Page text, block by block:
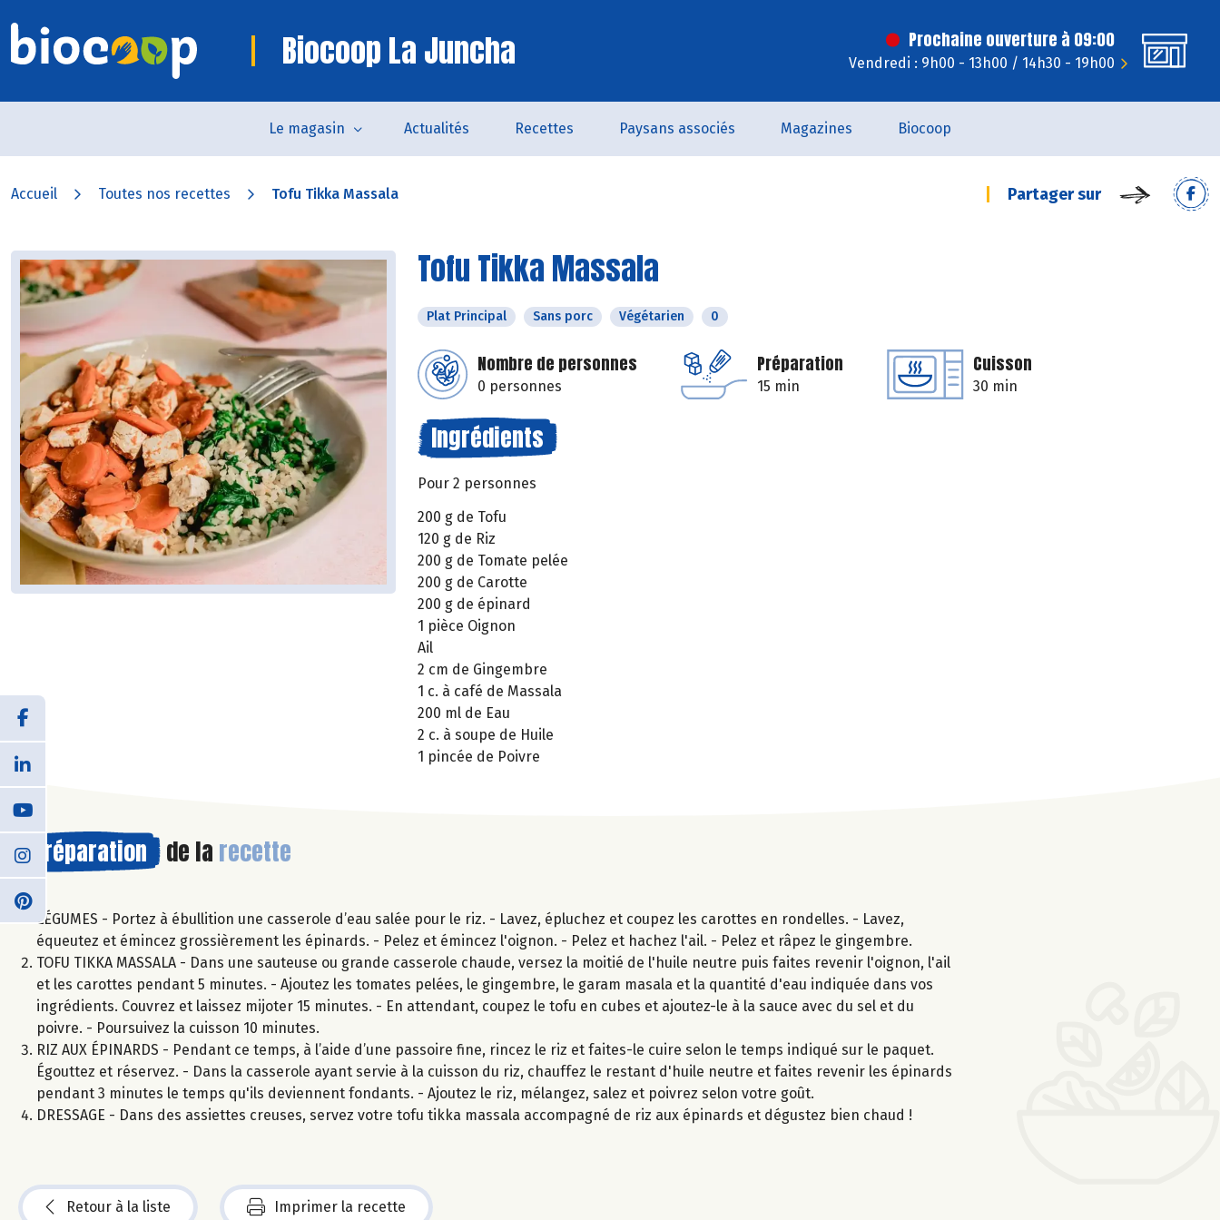
Biocoop La Juncha Prochaine ouverture à 09:00
Vendredi : 9h00 - 13h00 / 14h30 - 19h00
Le magasin Actualités Recettes Paysans associés Magazines Biocoop
Accueil Toutes nos recettes Tofu Tikka Massala Partager sur
Tofu Tikka Massala
Plat Principal Sans porc Végétarien 0
Nombre de personnes
0 personnes
Préparation
15 min
Cuisson
30 min
Ingrédients
Pour 2 personnes
200 g de Tofu
120 g de Riz
200 g de Tomate pelée
200 g de Carotte
200 g de épinard
1 pièce Oignon
Ail
2 cm de Gingembre
1 c. à café de Massala
200 ml de Eau
2 c. à soupe de Huile
1 pincée de Poivre
Préparation de la recette
LÉGUMES - Portez à ébullition une casserole d’eau salée pour le riz. - Lavez, épluchez et coupez les carottes en rondelles. - Lavez,
équeutez et émincez grossièrement les épinards. - Pelez et émincez l'oignon. - Pelez et hachez l'ail. - Pelez et râpez le gingembre.
TOFU TIKKA MASSALA - Dans une sauteuse ou grande casserole chaude, versez la moitié de l'huile neutre puis faites revenir l'oignon, l'ail
et les carottes pendant 5 minutes. - Ajoutez les tomates pelées, le gingembre, le garam masala et la quantité d'eau indiquée dans vos
ingrédients. Couvrez et laissez mijoter 15 minutes. - En attendant, coupez le tofu en cubes et ajoutez-le à la sauce avec du sel et du
poivre. - Poursuivez la cuisson 10 minutes.
RIZ AUX ÉPINARDS - Pendant ce temps, à l’aide d’une passoire fine, rincez le riz et faites-le cuire selon le temps indiqué sur le paquet.
Égouttez et réservez. - Dans la casserole ayant servie à la cuisson du riz, chauffez le restant d'huile neutre et faites revenir les épinards
pendant 3 minutes le temps qu'ils deviennent fondants. - Ajoutez le riz, mélangez, salez et poivrez selon votre goût.
DRESSAGE - Dans des assiettes creuses, servez votre tofu tikka massala accompagné de riz aux épinards et dégustez bien chaud !
Retour à la liste Imprimer la recette